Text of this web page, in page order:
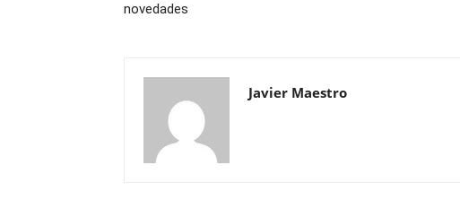
novedades
Javier Maestro